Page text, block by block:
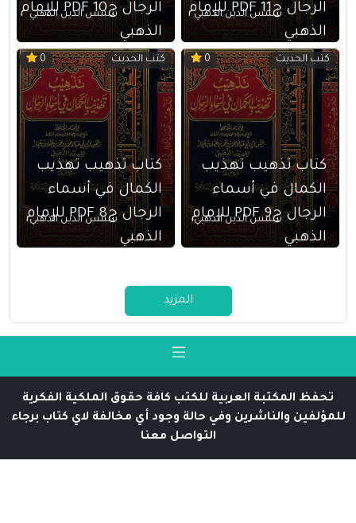
الرجال ج11 PDF للإمام
الذهبي
شمس الدين الذهبي
الرجال ج10 PDF للإمام
الذهبي
شمس الدين الذهبي
كتب الحديث 0
كتاب تذهيب تهذيب
الكمال في أسماء
الرجال ج9 PDF للإمام
الذهبي
شمس الدين الذهبي
كتب الحديث 0
كتاب تذهيب تهذيب
الكمال في أسماء
الرجال ج8 PDF للإمام
الذهبي
شمس الدين الذهبي
المزيد
تحفظ المكتبة العربية للكتب كافة حقوق الملكية الفكرية
للمؤلفين والناشرين وفي حالة وجود أي مخالفة لاي كتاب برجاء
التواصل معنا